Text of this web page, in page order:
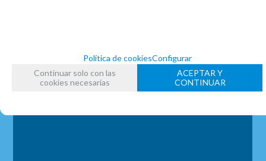
Política de cookiesConfigurar
Continuar solo con las
cookies necesarias
ACEPTAR Y
CONTINUAR